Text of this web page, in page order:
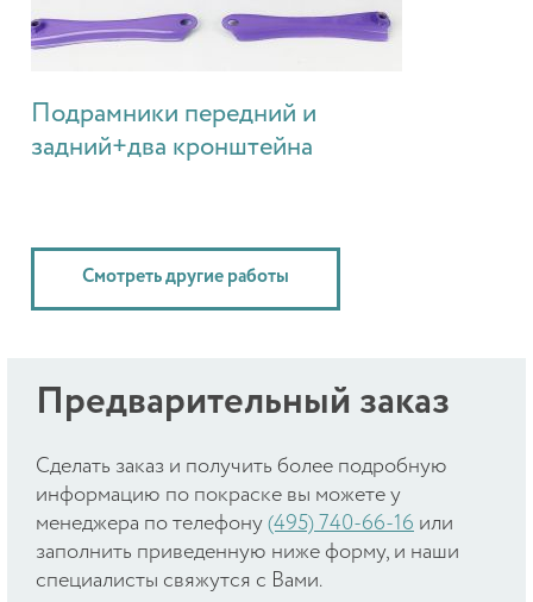
Подрамники передний и
задний+два кронштейна
Смотреть другие работы
Предварительный заказ
Cделать заказ и получить более подробную
информацию по покраске вы можете у
менеджера по телефону (495) 740-66-16 или
заполнить приведенную ниже форму, и наши
специалисты свяжутся с Вами.